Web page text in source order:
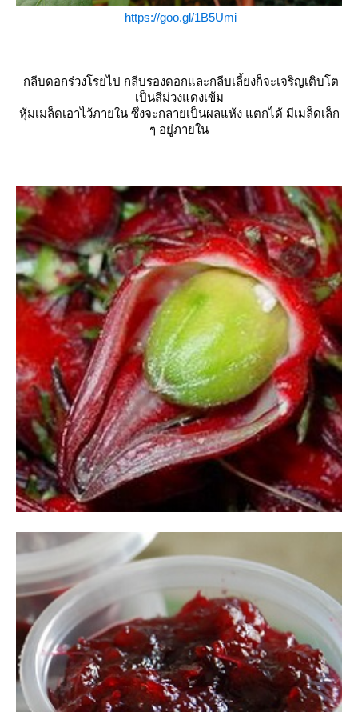
https://goo.gl/1B5Umi
กลีบดอกร่วงโรยไป กลีบรองดอกและกลีบเลี้ยงก็จะเจริญเติบโต
เป็นสีม่วงแดงเข้ม
หุ้มเมล็ดเอาไว้ภายใน ซึ่งจะกลายเป็นผลแห้ง แตกได้ มีเมล็ดเล็ก
ๆ อยู่ภายใน